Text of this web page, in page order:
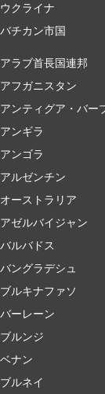
ウクライナ
バチカン市国
アラブ首長国連邦
アフガニスタン
アンティグア・バー
アンギラ
アンゴラ
アルゼンチン
オーストラリア
アゼルバイジャン
バルバドス
バングラデシュ
ブルキナファソ
バーレーン
ブルンジ
ベナン
ブルネイ